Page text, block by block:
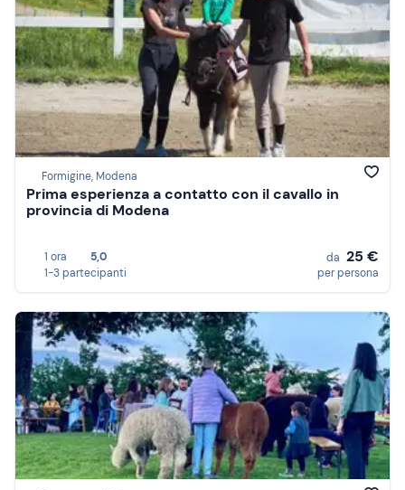
Formigine, Modena
Prima esperienza a contatto con il cavallo in
provincia di Modena
1 ora
5,0
1-3 partecipanti
da 25 €
per persona